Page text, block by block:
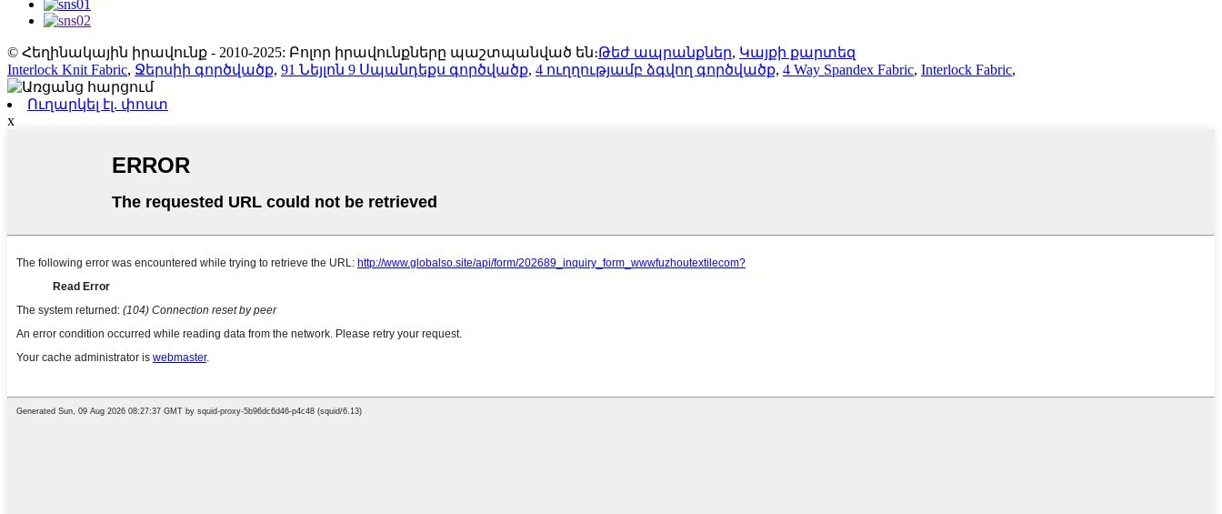
© Հեղինակային իրավունք - 2010-2025: Բոլոր իրավունքները պաշտպանված են։Թեժ ապրանքներ, Կայքի քարտեզ
Interlock Knit Fabric, Ջերսիի գործվածք, 91 Նեյլոն 9 Սպանդեքս գործվածք, 4 ուղղությամբ ձգվող գործվածք, 4 Way Spandex Fabric, Interlock Fabric,
Ուղարկել էլ. փոստ
x